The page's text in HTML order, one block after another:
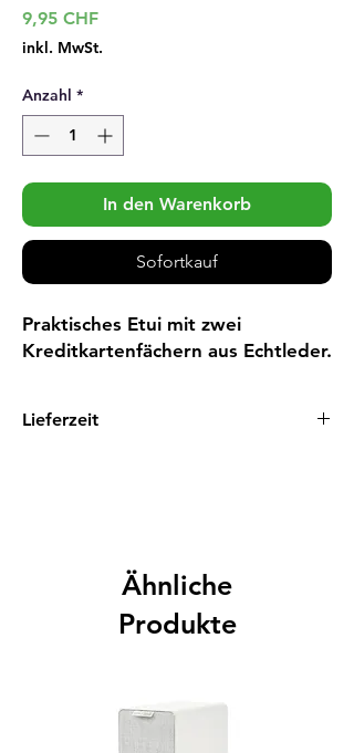
9,95 CHFPreis
inkl. MwSt.
Anzahl *
In den Warenkorb
Sofortkauf
Praktisches Etui mit zwei
Kreditkartenfächern aus Echtleder.
Lieferzeit
Ähnliche
Produkte